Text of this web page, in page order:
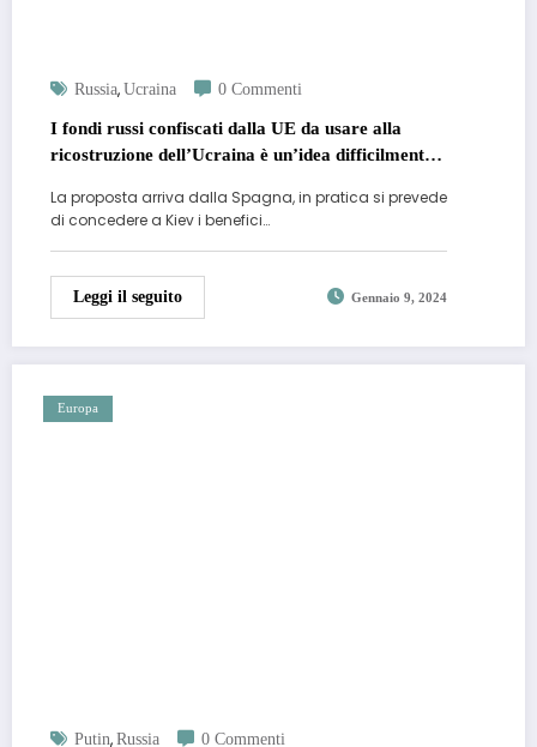
Russia, Ucraina 0 Commenti
I fondi russi confiscati dalla UE da usare alla
ricostruzione dell’Ucraina è un’idea difficilmente
La proposta arriva dalla Spagna, in pratica si prevede
di concedere a Kiev i benefici…
Leggi il seguito Gennaio 9, 2024
Europa
Putin, Russia 0 Commenti